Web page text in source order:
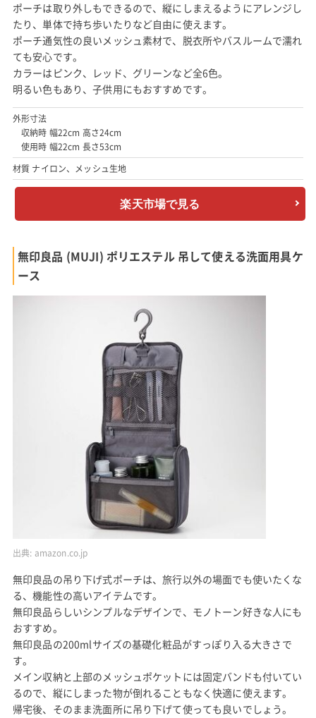
ポーチは取り外しもできるので、縦にしまえるようにアレンジし
たり、単体で持ち歩いたりなど自由に使えます。
ポーチ通気性の良いメッシュ素材で、脱衣所やバスルームで濡れ
ても安心です。
カラーはピンク、レッド、グリーンなど全6色。
明るい色もあり、子供用にもおすすめです。
外形寸法
収納時 幅22cm 高さ24cm
使用時 幅22cm 長さ53cm
材質 ナイロン、メッシュ生地
楽天市場で見る
無印良品 (MUJI) ポリエステル 吊して使える洗面用具ケ
ース
出典: amazon.co.jp
無印良品の吊り下げ式ポーチは、旅行以外の場面でも使いたくな
る、機能性の高いアイテムです。
無印良品らしいシンプルなデザインで、モノトーン好きな人にも
おすすめ。
無印良品の200mlサイズの基礎化粧品がすっぽり入る大きさで
す。
メイン収納と上部のメッシュポケットには固定バンドも付いてい
るので、縦にしまった物が倒れることもなく快適に使えます。
帰宅後、そのまま洗面所に吊り下げて使っても良いでしょう。